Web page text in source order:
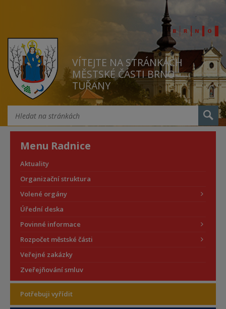
VÍTEJTE NA STRÁNKÁCH
MĚSTSKÉ ČÁSTI BRNO
TUŘANY
Menu Radnice
Aktuality
Organizační struktura
Volené orgány
Úřední deska
Povinné informace
Rozpočet městské části
Veřejné zakázky
Zveřejňování smluv
Potřebuji vyřídit